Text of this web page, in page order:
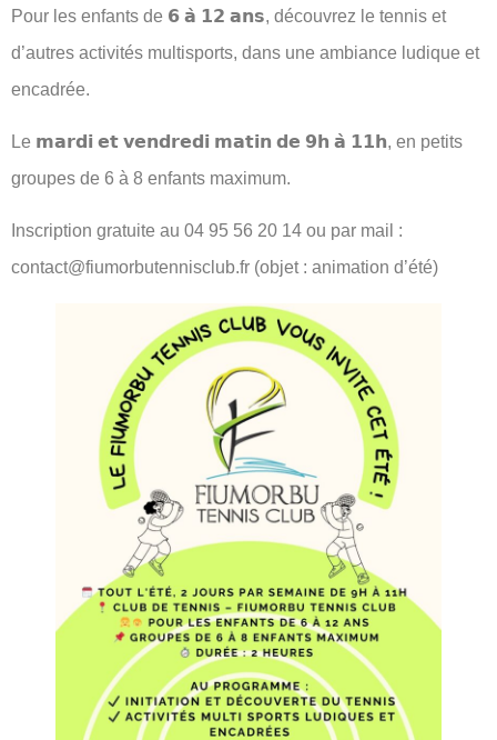
Pour les enfants de 𝟲 𝗮̀ 𝟭𝟮 𝗮𝗻𝘀, découvrez le tennis et
d’autres activités multisports, dans une ambiance ludique et
encadrée.
Le 𝗺𝗮𝗿𝗱𝗶 𝗲𝘁 𝘃𝗲𝗻𝗱𝗿𝗲𝗱𝗶 𝗺𝗮𝘁𝗶𝗻 𝗱𝗲 𝟵𝗵 𝗮̀ 𝟭𝟭𝗵, en petits
groupes de 6 à 8 enfants maximum.
Inscription gratuite au 04 95 56 20 14 ou par mail :
contact@fiumorbutennisclub.fr (objet : animation d’été)